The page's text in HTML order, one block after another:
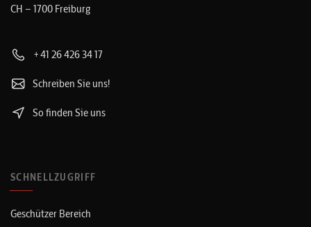
CH – 1700 Freiburg
+41 26 426 34 17
Schreiben Sie uns!
So finden Sie uns
SCHNELLZUGRIFF
Geschützer Bereich